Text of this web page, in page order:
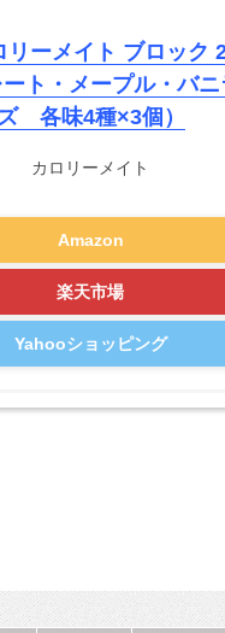
リーメイト ブロック
ト・メープル・バ
ズ 各味4種×3個）
カロリーメイト
Amazon
楽天市場
Yahooショッピング